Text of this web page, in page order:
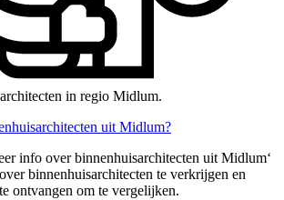
in regio Midlum.
uit Midlum?
info over binnenhuisarchitecten uit Midlum‘
binnenhuisarchitecten te verkrijgen en
ontvangen om te vergelijken.